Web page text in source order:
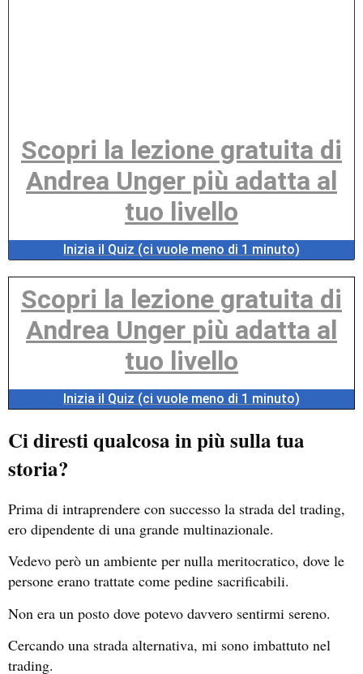
Scopri la lezione gratuita di
Andrea Unger più adatta al
tuo livello
Inizia il Quiz (ci vuole meno di 1 minuto)
Scopri la lezione gratuita di
Andrea Unger più adatta al
tuo livello
Inizia il Quiz (ci vuole meno di 1 minuto)
Ci diresti qualcosa in più sulla tua
storia?
Prima di intraprendere con successo la strada del trading,
ero dipendente di una grande multinazionale.
Vedevo però un ambiente per nulla meritocratico, dove le
persone erano trattate come pedine sacrificabili.
Non era un posto dove potevo davvero sentirmi sereno.
Cercando una strada alternativa, mi sono imbattuto nel
trading.